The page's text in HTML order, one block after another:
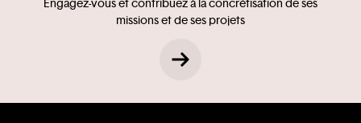
Engagez-vous et contribuez à la concrétisation de ses
missions et de ses projets